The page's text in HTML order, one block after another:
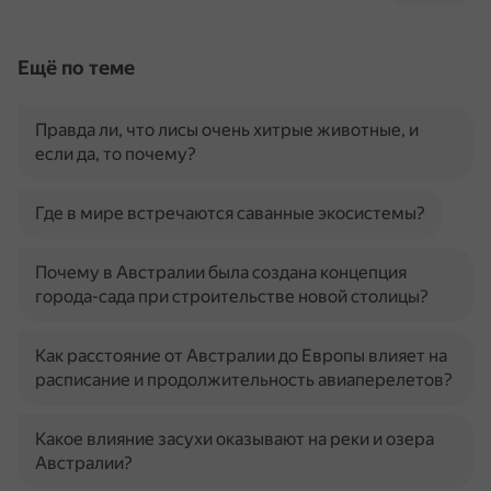
Ещё по теме
Правда ли, что лисы очень хитрые животные, и
если да, то почему?
Где в мире встречаются саванные экосистемы?
Почему в Австралии была создана концепция
города-сада при строительстве новой столицы?
Как расстояние от Австралии до Европы влияет на
расписание и продолжительность авиаперелетов?
Какое влияние засухи оказывают на реки и озера
Австралии?